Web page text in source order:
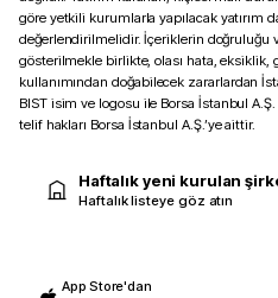
göre yetkili kurumlarla yapılacak yatırım
değerlendirilmelidir. İçeriklerin doğruluğu
gösterilmekle birlikte, olası hata, eksiklik,
kullanımından doğabilecek zararlardan
BIST isim ve logosu ile Borsa İstanbul
telif hakları Borsa İstanbul A.Ş.’ye aittir.
Haftalık yeni kurulan
Haftalık listeye göz atın
App Store'dan